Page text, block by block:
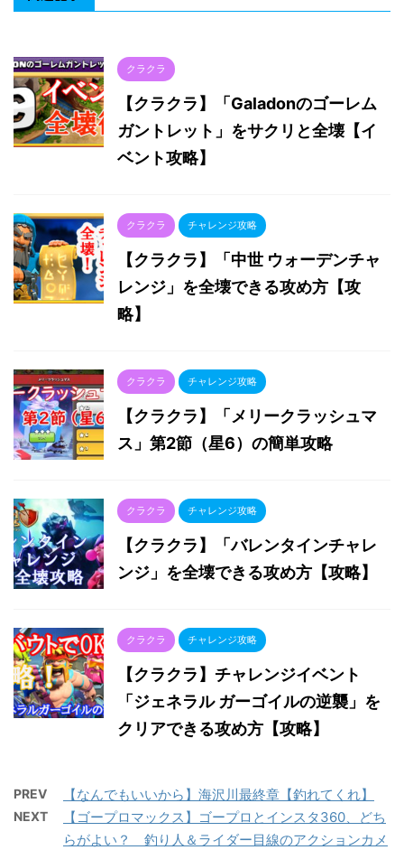
クラクラ
【クラクラ】「Galadonのゴーレム
ガントレット」をサクリと全壊【イ
ベント攻略】
クラクラ チャレンジ攻略
【クラクラ】「中世 ウォーデンチャ
レンジ」を全壊できる攻め方【攻
略】
クラクラ チャレンジ攻略
【クラクラ】「メリークラッシュマ
ス」第2節（星6）の簡単攻略
クラクラ チャレンジ攻略
【クラクラ】「バレンタインチャレ
ンジ」を全壊できる攻め方【攻略】
クラクラ チャレンジ攻略
【クラクラ】チャレンジイベント
「ジェネラル ガーゴイルの逆襲」を
クリアできる攻め方【攻略】
PREV 【なんでもいいから】海沢川最終章【釣れてくれ】
NEXT
【ゴープロマックス】ゴープロとインスタ360、どち
らがよい？ 釣り人＆ライダー目線のアクションカメ